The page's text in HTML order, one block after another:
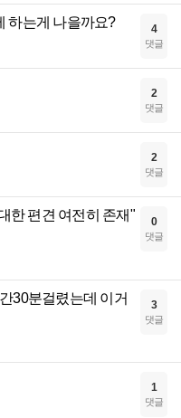
하는게 나을까요? 4
댓글
2
댓글
2
댓글
한 편견 여전히 존재" 0
댓글
30분걸렸는데 이거
3
댓글
1
댓글